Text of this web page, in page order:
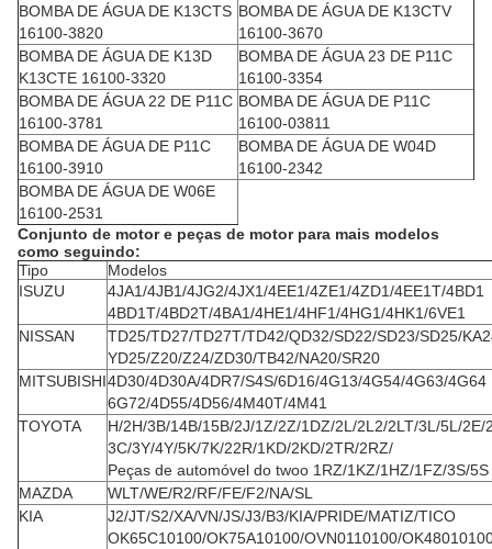
BOMBA DE ÁGUA DE K13CTS
16100-3820
BOMBA DE ÁGUA DE K13CTV
16100-3670
BOMBA DE ÁGUA DE K13D
K13CTE 16100-3320
BOMBA DE ÁGUA 23 DE P11C
16100-3354
BOMBA DE ÁGUA 22 DE P11C
16100-3781
BOMBA DE ÁGUA DE P11C
16100-03811
BOMBA DE ÁGUA DE P11C
16100-3910
BOMBA DE ÁGUA DE W04D
16100-2342
BOMBA DE ÁGUA DE W06E
16100-2531
Conjunto de motor e peças de motor para mais modelos
como seguindo:
Tipo
Modelos
ISUZU
4JA1/4JB1/4JG2/4JX1/4EE1/4ZE1/4ZD1/4EE1T/4BD1
4BD1T/4BD2T/4BA1/4HE1/4HF1/4HG1/4HK1/6VE1
NISSAN
TD25/TD27/TD27T/TD42/QD32/SD22/SD23/SD25/
YD25/Z20/Z24/ZD30/TB42/NA20/SR20
MITSUBISHI4D30/4D30A/4DR7/S4S/6D16/4G13/4G54/4G63/4G64
6G72/4D55/4D56/4M40T/4M41
TOYOTA
H/2H/3B/14B/15B/2J/1Z/2Z/1DZ/2L/2L2/2LT/3L/5L/2E/
3C/3Y/4Y/5K/7K/22R/1KD/2KD/2TR/2RZ/
Peças de automóvel do twoo 1RZ/1KZ/1HZ/1FZ/3S/5S
MAZDA
WLT/WE/R2/RF/FE/F2/NA/SL
KIA
J2/JT/S2/XA/VN/JS/J3/B3/KIA/PRIDE/MATIZ/TICO
OK65C10100/OK75A10100/OVN0110100/